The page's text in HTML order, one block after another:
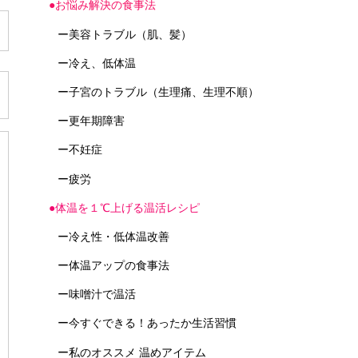
●お悩み解決の食事法
ー美容トラブル（肌、髪）
ー冷え、低体温
ー子宮のトラブル（生理痛、生理不順）
ー更年期障害
ー不妊症
ー疲労
●体温を１℃上げる温活レシピ
ー冷え性・低体温改善
ー体温アップの食事法
ー味噌汁で温活
ー今すぐできる！あったか生活習慣
ー私のオススメ 温めアイテム